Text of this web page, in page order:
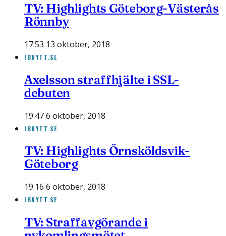
TV: Highlights Göteborg-Västerås
Rönnby
17:53 13 oktober, 2018
IBNYTT.SE
Axelsson straffhjälte i SSL-
debuten
19:47 6 oktober, 2018
IBNYTT.SE
TV: Highlights Örnsköldsvik-
Göteborg
19:16 6 oktober, 2018
IBNYTT.SE
TV: Straffavgörande i